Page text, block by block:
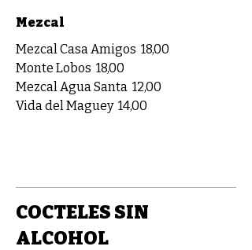
Mezcal
Mezcal Casa Amigos 18,00
Monte Lobos 18,00
Mezcal Agua Santa 12,00
Vida del Maguey 14,00
COCTELES SIN
ALCOHOL